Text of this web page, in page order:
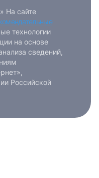
На сайте
технологии
на основе
сведений,
Российской